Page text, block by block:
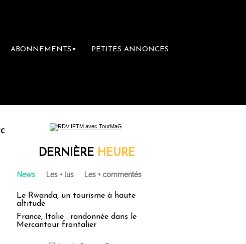
ABONNEMENTS ▼ PETITES ANNONCES
première librairie du voyage
DERNIÈRE HEURE
News Les + lus Les + commentés
Le Rwanda, un tourisme à haute
altitude
France, Italie : randonnée dans le
Mercantour frontalier